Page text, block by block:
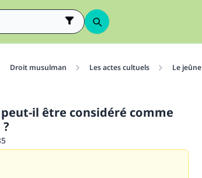
Droit musulman Les actes cultuels Le jeûne
il être considéré comme